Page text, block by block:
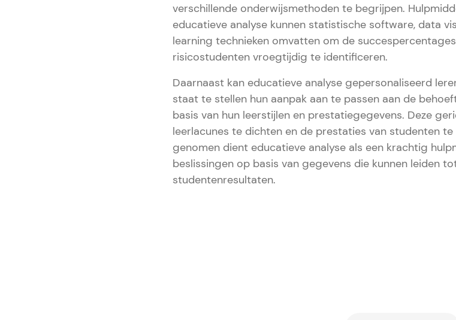
verschillende onderwijsmethoden te begrijpen.
educatieve analyse kunnen statistische software, data
learning technieken omvatten om de
risicostudenten vroegtijdig te identificeren.
Daarnaast kan educatieve analyse gepersonaliseerd
staat te stellen hun aanpak aan te passen aan de
basis van hun leerstijlen en prestatiegegevens. Deze
leerlacunes te dichten en de prestaties van studenten
genomen dient educatieve analyse als een krachtig
beslissingen op basis van gegevens die kunnen leiden
studentenresultaten.